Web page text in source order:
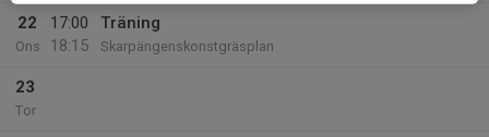
22
Ons
17:00
18:15
Träning
Skarpängenskonstgräsplan
23
Tor